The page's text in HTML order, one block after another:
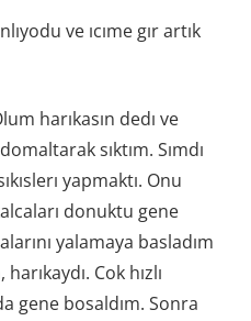
ve ıcıme gır artık
harıkasın dedı ve
sıktım. Sımdı
yapmaktı. Onu
donuktu gene
yalamaya basladım
Cok hızlı
gene bosaldım. Sonra